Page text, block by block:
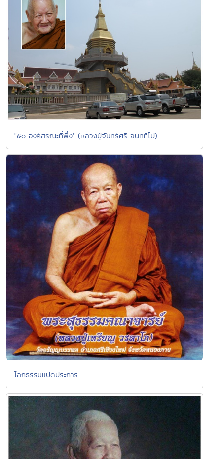
"๕๐ องค์สรณะที่พึ่ง" (หลวงปู่จันทร์ศรี จนฺททีโป)
โลกธรรมแปดประการ